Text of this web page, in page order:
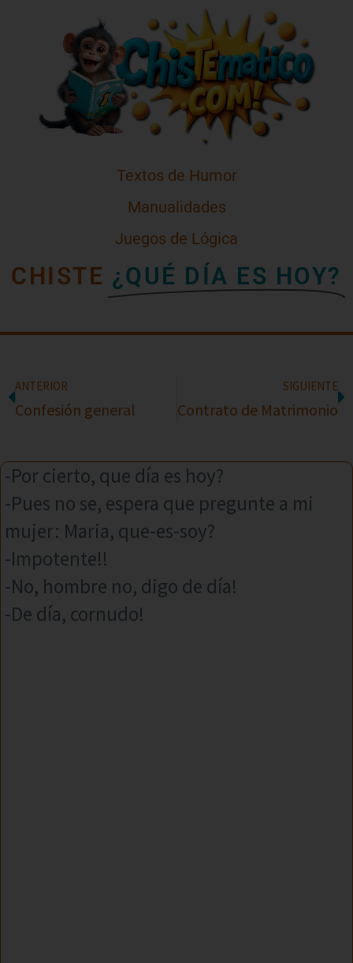
Textos de Humor
Manualidades
Juegos de Lógica
CHISTE ¿QUÉ DÍA ES HOY?
ANTERIOR
Confesión general
SIGUIENTE
Contrato de Matrimonio
-Por cierto, que día es hoy?
-Pues no se, espera que pregunte a mi
mujer: Maria, que-es-soy?
-Impotente!!
-No, hombre no, digo de día!
-De día, cornudo!